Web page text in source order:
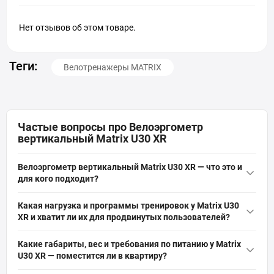
Нет отзывов об этом товаре.
Теги: Велотренажеры MATRIX
Частые вопросы про Велоэргометр
вертикальный Matrix U30 XR
Велоэргометр вертикальный Matrix U30 XR — что это и
для кого подходит?
вертикальный велотренажер с электромагнитной системой
максимальный вес пользователя 159 кг. Подходит для
похудения, жиросжигания, кардиотренировок и реабилитации,
Какая нагрузка и программы тренировок у Matrix U30
XR и хватит ли их для продвинутых пользователей?
и предлагает 5 программ, включая пульсозависимую, что
Какие габариты, вес и требования по питанию у Matrix
U30 XR — поместится ли в квартиру?